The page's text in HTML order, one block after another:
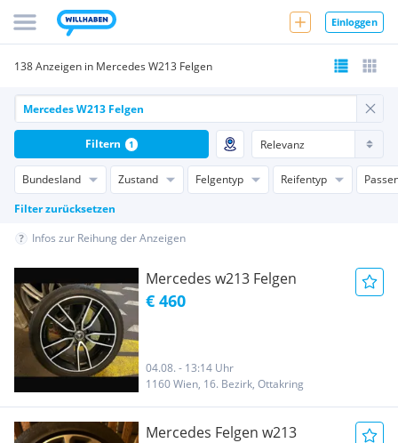
Einloggen
138 Anzeigen in Mercedes W213 Felgen
Bundesland Zustand Felgentyp Reifentyp
Filter zurücksetzen
Filtern 1
Infos zur Reihung der Anzeigen
Mercedes w213 Felgen
€ 460
04.08. - 13:14 Uhr
1160 Wien, 16. Bezirk, Ottakring
Mercedes Felgen w213